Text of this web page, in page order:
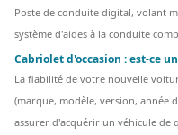
Poste de conduite digital, volant
système d'aides à la conduite
Cabriolet d'occasion : est-ce
La fiabilité de votre nouvelle
(marque, modèle, version, année
assurer d'acquérir un véhicule de